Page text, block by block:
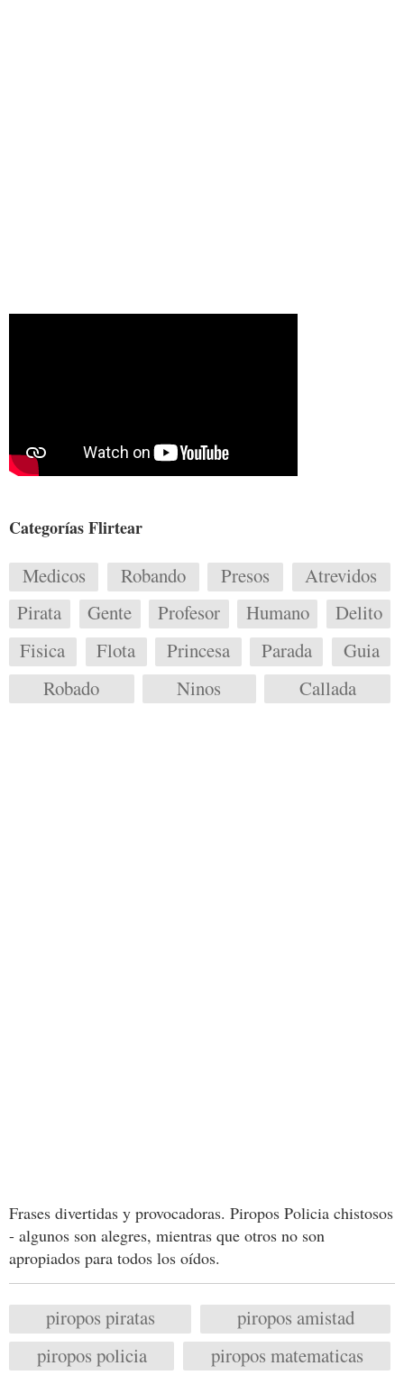
Categorías Flirtear
Medicos Robando Presos
Atrevidos
Pirata
Gente Profesor Humano
Delito
Fisica
Flota Princesa Parada
Guia
Robado
Ninos Callada
Frases divertidas y provocadoras. Piropos Policia chistosos
- algunos son alegres, mientras que otros no son
apropiados para todos los oídos.
piropos piratas
piropos amistad
piropos policia
piropos matematicas